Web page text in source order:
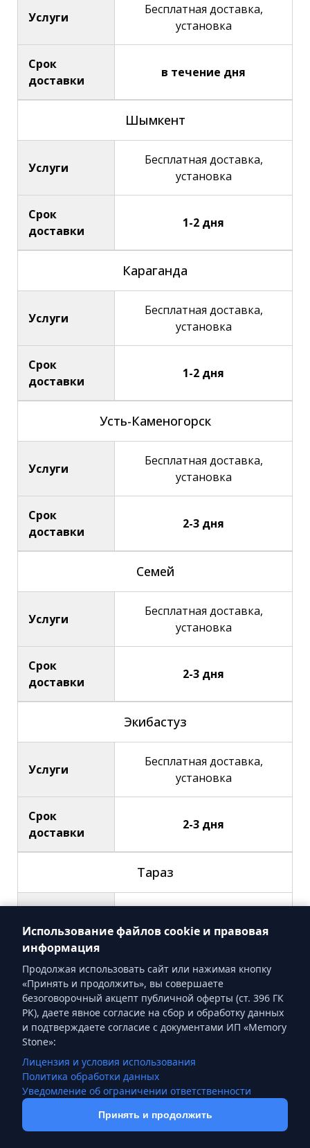
Связаться в WhatsApp
Услуги
Бесплатная доставка,
установка
Срок
доставки
в течение дня
Шымкент
Услуги
Бесплатная доставка,
установка
Срок
доставки
1-2 дня
Караганда
Услуги
Бесплатная доставка,
установка
Срок
доставки
1-2 дня
Усть-Каменогорск
Услуги
Бесплатная доставка,
установка
Срок
доставки
2-3 дня
Семей
Услуги
Бесплатная доставка,
установка
Срок
доставки
2-3 дня
Экибастуз
Услуги
Бесплатная доставка,
установка
Срок
доставки
2-3 дня
Тараз
Бесплатная доставка,
установка
Срок
доставки
от 1 дня
Костанай
Услуги
Доставка от 15000 ₸,
доставки
Использование файлов cookie и правовая
информация
Продолжая использовать сайт или нажимая кнопку
«Принять и продолжить», вы совершаете
безоговорочный акцепт публичной оферты (ст. 396 ГК
РК), даете явное согласие на сбор и обработку данных
и подтверждаете согласие с документами ИП «Memory
Stone»:
Лицензия и условия использования
Политика обработки данных
Уведомление об ограничении ответственности
Принять и продолжить